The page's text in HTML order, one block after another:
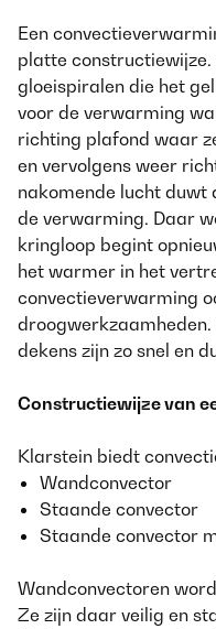
Een
platte constructiewijze.
gloeispiralen die het
voor de verwarming
richting plafond waar
en vervolgens weer
nakomende lucht duwt
de verwarming. Daar
kringloop begint
het warmer in het
convectieverwarming
droogwerkzaamheden.
dekens zijn zo snel en
Constructiewijze van
Klarstein biedt
Wandconvector
Staande convector
Staande convector
Wandconvectoren
Ze zijn daar veilig en